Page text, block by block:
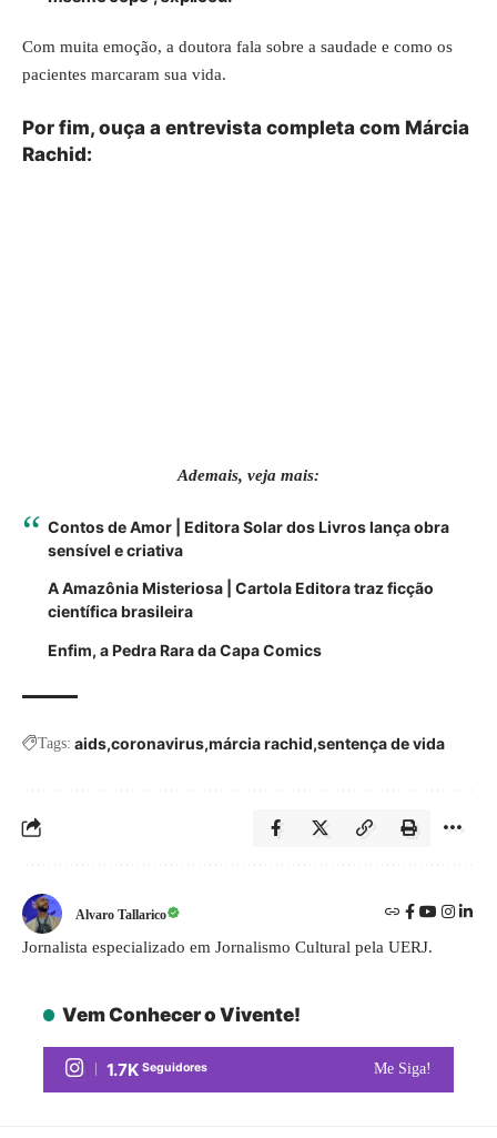
Com muita emoção, a doutora fala sobre a saudade e como os
pacientes marcaram sua vida.
Por fim, ouça a entrevista completa com Márcia
Rachid:
Ademais, veja mais:
Contos de Amor | Editora Solar dos Livros lança obra
sensível e criativa
A Amazônia Misteriosa | Cartola Editora traz ficção
científica brasileira
Enfim, a Pedra Rara da Capa Comics
Tags: aids coronavirus márcia rachid sentença de vida
Alvaro Tallarico
Jornalista especializado em Jornalismo Cultural pela UERJ.
Vem Conhecer o Vivente!
1.7K Seguidores Me Siga!